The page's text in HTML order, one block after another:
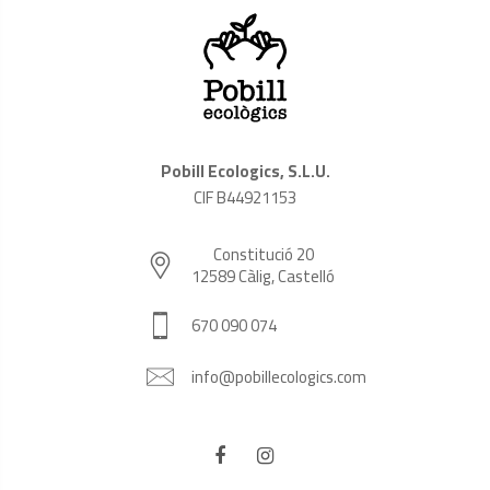
Pobill Ecologics, S.L.U.
CIF B44921153
Constitució 20
12589 Càlig, Castelló
670 090 074
info@pobillecologics.com